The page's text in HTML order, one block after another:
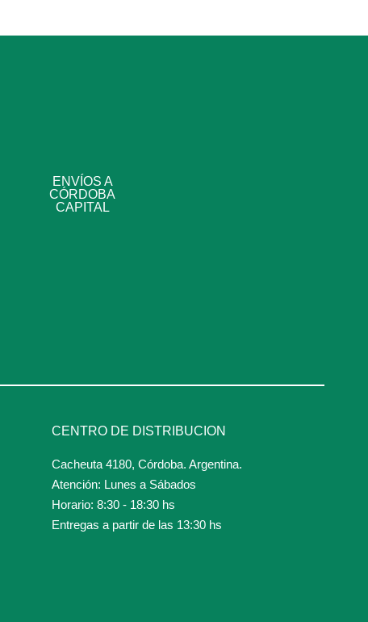
ENVÍOS A
CÓRDOBA
CAPITAL
CENTRO DE DISTRIBUCION
Cacheuta 4180, Córdoba. Argentina.
Atención: Lunes a Sábados
Horario: 8:30 - 18:30 hs
Entregas a partir de las 13:30 hs